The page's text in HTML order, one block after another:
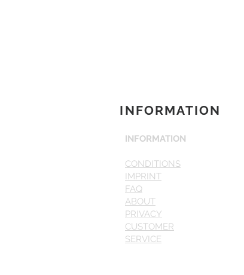
INFORMATION
INFORMATION
CONDITIONS
IMPRINT
FAQ
ABOUT
PRIVACY
CUSTOMER
SERVICE